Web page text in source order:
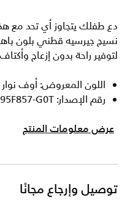
دع طفلك يتجاوز أي تحد مع
نسيج جيرسيه قطني بلون
لتوفير راحة بدون إزعاج
اللون المعروض: أوف نوار
رقم الإصدار: 95F857-G0T
عرض معلومات المنتج
توصيل وإرجاع مجانًا